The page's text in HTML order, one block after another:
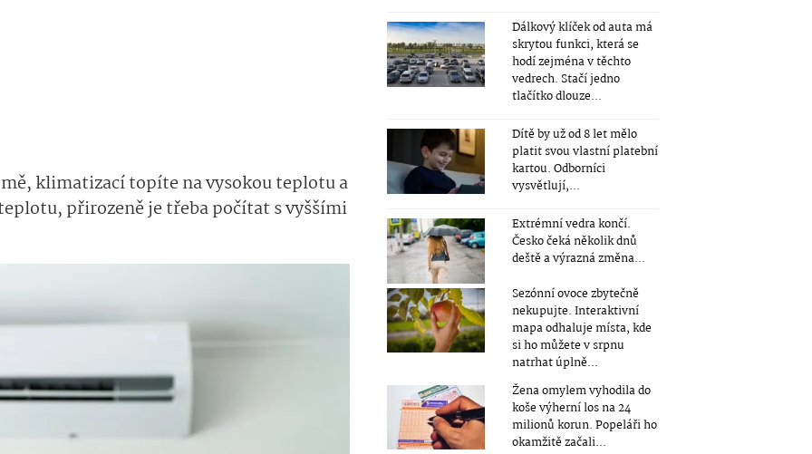
klimatizací topíte na vysokou teplotu a
přirozeně je třeba počítat s vyššími
Dálkový klíček od auta má
skrytou funkci, která se
hodí zejména v těchto
vedrech. Stačí jedno
tlačítko dlouze...
Dítě by už od 8 let mělo
platit svou vlastní platební
kartou. Odborníci
vysvětlují,...
Extrémní vedra končí.
Česko čeká několik dnů
deště a výrazná změna...
Sezónní ovoce zbytečně
nekupujte. Interaktivní
mapa odhaluje místa, kde
si ho můžete v srpnu
natrhat úplně...
Žena omylem vyhodila do
koše výherní los na 24
milionů korun. Popeláři ho
okamžitě začali...